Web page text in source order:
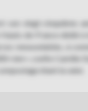
son vingt-cinquième
de-France dédié
renouvelables, à
em>, confie Camille
étant la valor.